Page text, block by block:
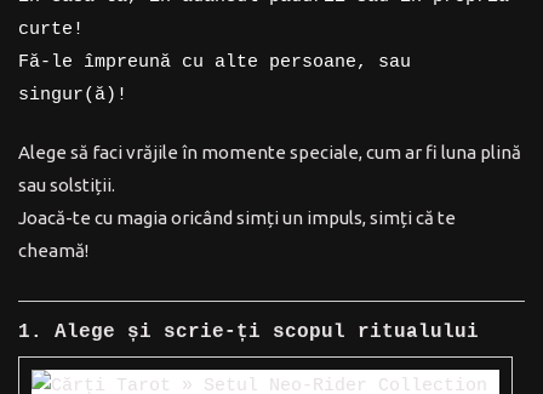
curte!
Fă-le împreună cu alte persoane, sau
singur(ă)!
Alege să faci vrăjile în momente speciale, cum ar fi luna plină
sau solstiții.
Joacă-te cu magia oricând simți un impuls, simți că te
cheamă!
1. Alege și scrie-ți scopul ritualului